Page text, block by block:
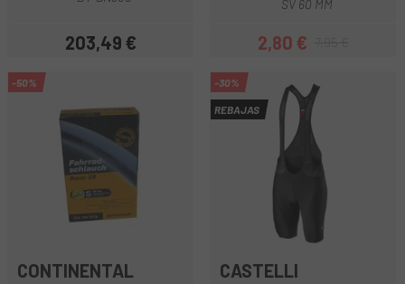
Precio
203,49 €
SV 60 MM
Precio
2,80 €Precio regular
-50%
CONTINENTAL
-30%
REBAJAS
CASTELLI